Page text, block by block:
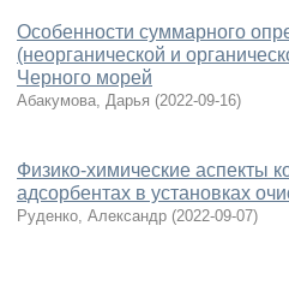
Особенности суммарного
(неорганической и
Черного морей
Абакумова, Дарья (2022-09-16)
Физико-химические аспекты
адсорбентах в установках
Руденко, Александр (2022-09-07)